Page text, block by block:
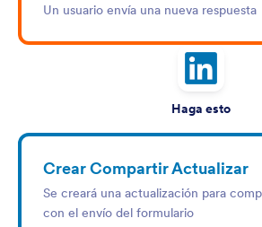
Un usuario envía una nueva respuesta
Haga esto
Crear Compartir Actualizar
Se creará una actualización para
con el envío del formulario